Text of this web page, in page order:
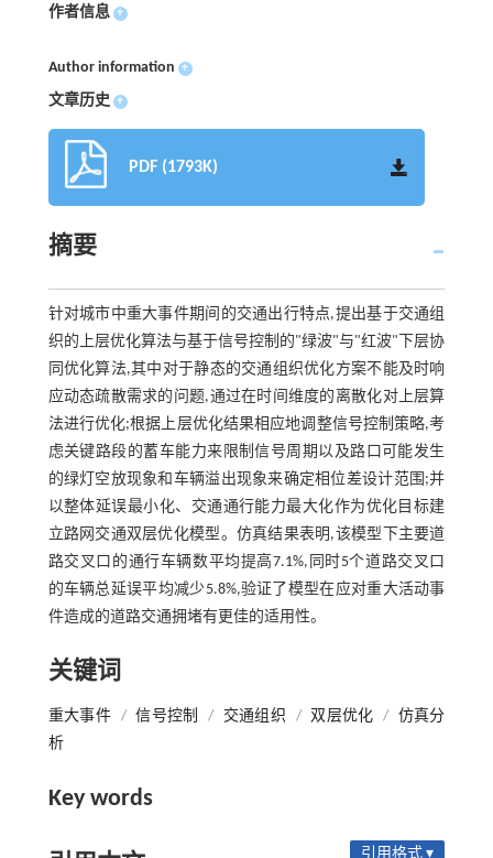
作者信息 +
Author information +
文章历史 +
PDF (1793K)
摘要
针对城市中重大事件期间的交通出行特点,提出基于交通组
织的上层优化算法与基于信号控制的"绿波"与"红波"下层协
同优化算法,其中对于静态的交通组织优化方案不能及时响
应动态疏散需求的问题,通过在时间维度的离散化对上层算
法进行优化;根据上层优化结果相应地调整信号控制策略,考
虑关键路段的蓄车能力来限制信号周期以及路口可能发生
的绿灯空放现象和车辆溢出现象来确定相位差设计范围;并
以整体延误最小化、交通通行能力最大化作为优化目标建
立路网交通双层优化模型。仿真结果表明,该模型下主要道
路交叉口的通行车辆数平均提高7.1%,同时5个道路交叉口
的车辆总延误平均减少5.8%,验证了模型在应对重大活动事
件造成的道路交通拥堵有更佳的适用性。
关键词
重大事件 / 信号控制 / 交通组织 / 双层优化 / 仿真分
析
Key words
引用格式 ▾